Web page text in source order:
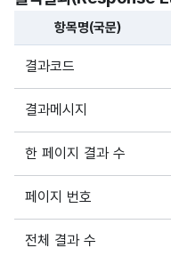
해당 오픈API의 출력결
항목명(국문)
결과코드
결과메시지
한 페이지 결과 수
페이지 번호
전체 결과 수